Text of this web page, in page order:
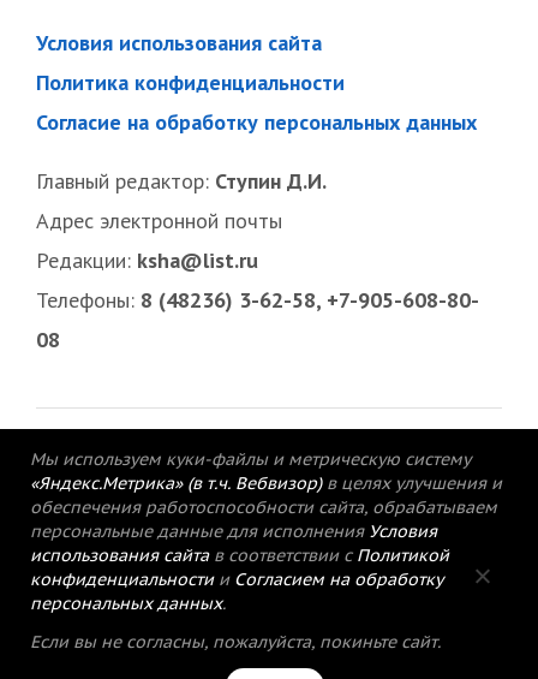
Условия использования сайта
Политика конфиденциальности
Согласие на обработку персональных данных
Главный редактор: Ступин Д.И.
Адрес электронной почты
Редакции: ksha@list.ru
Телефоны: 8 (48236) 3-62-58, +7-905-608-80-
08
© 2015-2021 Редакция газеты «Кимрский
вестник».
Мы используем куки-файлы и метрическую систему
«Яндекс.Метрика» (в т.ч. Вебвизор) в целях улучшения и
обеспечения работоспособности сайта, обрабатываем
персональные данные для исполнения Условия
использования сайтав соответствии с Политикой
конфиденциальностии Согласием на обработку
персональных данных.
Если вы не согласны, пожалуйста, покиньте сайт.